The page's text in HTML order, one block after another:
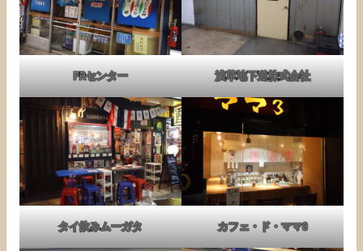
PRセンター 浅草地下道株式会社
タイ飲みムーガタ カフェ・ド・ママ3